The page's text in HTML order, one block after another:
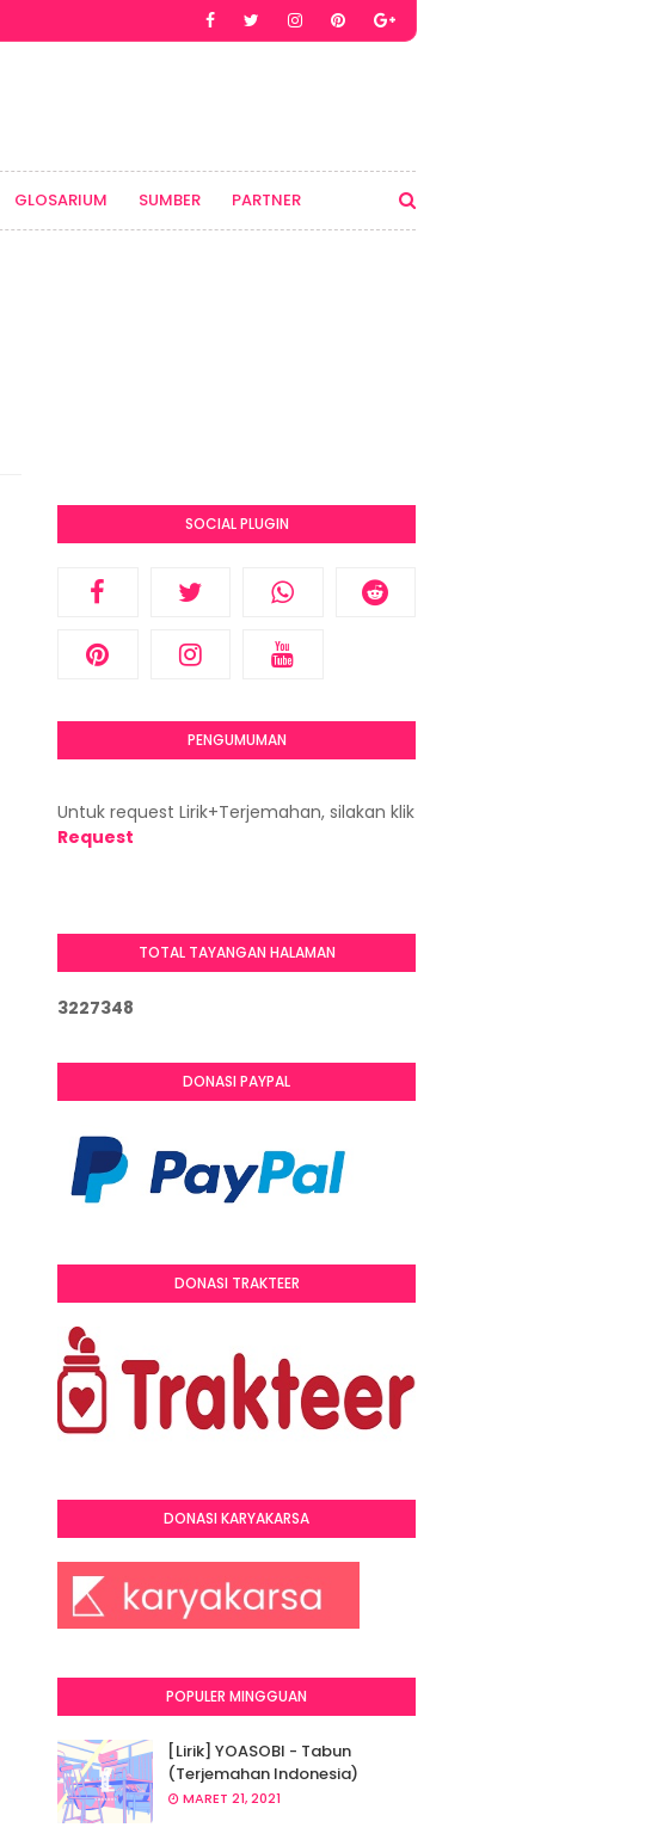
GLOSARIUM SUMBER PARTNER
SOCIAL PLUGIN
PENGUMUMAN
Untuk request Lirik+Terjemahan, silakan klik
Request
TOTAL TAYANGAN HALAMAN
3227348
DONASI PAYPAL
DONASI TRAKTEER
DONASI KARYAKARSA
POPULER MINGGUAN
[Lirik] YOASOBI - Tabun
(Terjemahan Indonesia)
MARET 21, 2021